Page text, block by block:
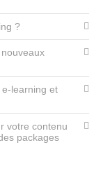
?
learning et
votre contenu
packages